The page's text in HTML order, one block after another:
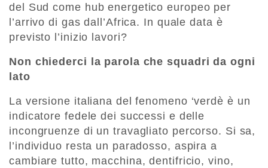
del Sud come hub energetico europeo per
l’arrivo di gas dall’Africa. In quale data è
previsto l’ini­zio lavori?
Non chiederci la parola che squadri da ogni
lato
La versione italiana del fenomeno ‘verdè è un
indicatore fedele dei successi e delle
incongruenze di un travagliato percorso. Si sa,
l’individuo resta un paradosso, aspi­ra a
cambiare tutto, macchina, dentifricio, vino,